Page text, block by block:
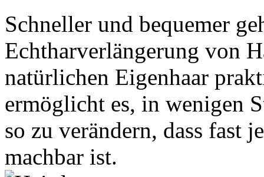
Schneller und bequemer
Echtharverlängerung von
natürlichen Eigenhaar
ermöglicht es, in wenigen
so zu verändern, dass fast
machbar ist.